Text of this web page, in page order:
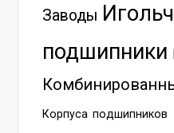
Заводы
подшипники
Корпуса подшипников